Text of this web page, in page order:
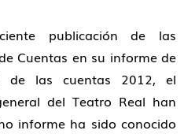
publicación de las
Cuentas en su informe de
de las cuentas 2012, el
del Teatro Real han
informe ha sido conocido